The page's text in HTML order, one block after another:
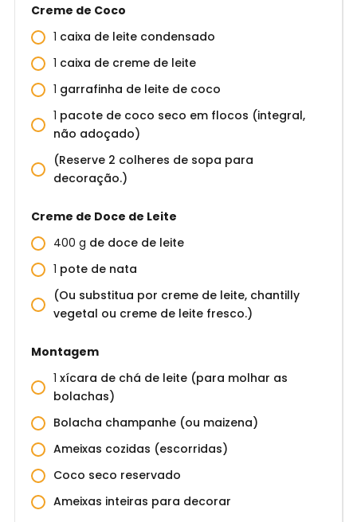
Creme de Coco
1 caixa de leite condensado
1 caixa de creme de leite
1 garrafinha de leite de coco
1 pacote de coco seco em flocos (integral,
não adoçado)
(Reserve 2 colheres de sopa para
decoração.)
Creme de Doce de Leite
400 g de doce de leite
1 pote de nata
(Ou substitua por creme de leite, chantilly
vegetal ou creme de leite fresco.)
Montagem
1 xícara de chá de leite (para molhar as
bolachas)
Bolacha champanhe (ou maizena)
Ameixas cozidas (escorridas)
Coco seco reservado
Ameixas inteiras para decorar